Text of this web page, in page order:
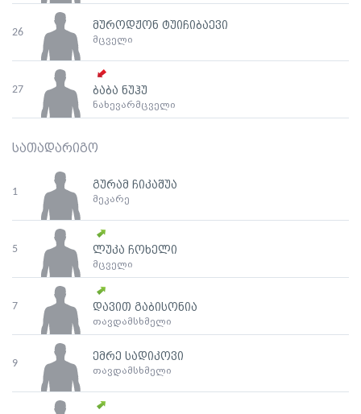
26
მუროდჟონ ტუიჩიბაევი
მცველი
27 ბაბა ნუჰუ
ნახევარმცველი
სათადარიგო
1
გურამ ჩიკაშუა
მეკარე
5 ლუკა ჩოხელი
მცველი
7 დავით გაბისონია
თავდამსხმელი
9
ემრე სადიკოვი
თავდამსხმელი